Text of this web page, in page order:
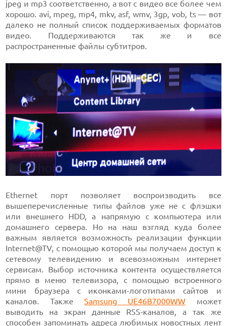
jpeg и mp3 соответственно, а вот с видео все более чем
хорошо. avi, mpeg, mp4, mkv, asf, wmv, 3gp, vob, ts — вот
далеко не полный список поддерживаемых форматов
видео. Поддерживаются так же и все
распространенные файлы субтитров.
Ethernet порт позволяет воспроизводить все
вышеперечисленные типы файлов уже не с флэшки
или внешнего HDD, а напрямую с компьютера или
домашнего сервера. Но на наш взгляд куда более
важным является возможность реализации функции
Internet@TV, с помощью которой мы получаем доступ к
сетевому телевидению и всевозможным интернет
сервисам. Выбор источника контента осуществляется
прямо в меню телевизора, с помощью встроенного
мини браузера с иконками-логотипами сайтов и
каналов. Также Samsung UE46B7000WW может
выводить на экран данные RSS-каналов, а так же
способен запоминать адреса любимых новостных лент